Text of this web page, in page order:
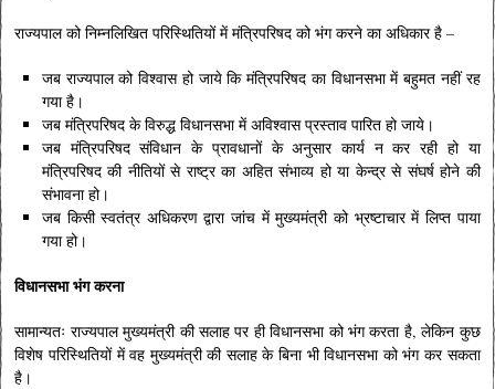
राज्यपाल को निम्नलिखित परिस्थितियों में मंत्रिपरिषद को भंग करने का अधिकार है –
जब राज्यपाल को विश्वास हो जाये कि मंत्रिपरिषद का विधानसभा में बहुमत नहीं रह
गया है।
जब मंत्रिपरिषद के विरुद्ध विधानसभा में अविश्वास प्रस्ताव पारित हो जाये।
जब मंत्रिपरिषद संविधान के प्रावधानों के अनुसार कार्य न कर रही हो या
मंत्रिपरिषद की नीतियों से राष्ट्र का अहित संभाव्य हो या केन्द्र से संघर्ष होने की
संभावना हो।
जब किसी स्वतंत्र अधिकरण द्वारा जांच में मुख्यमंत्री को भ्रष्टाचार में लिप्त पाया
गया हो।
विधानसभा भंग करना
सामान्यतः राज्यपाल मुख्यमंत्री की सलाह पर ही विधानसभा को भंग करता है, लेकिन कुछ
विशेष परिस्थितियों में वह मुख्यमंत्री की सलाह के बिना भी विधानसभा को भंग कर सकता
है।